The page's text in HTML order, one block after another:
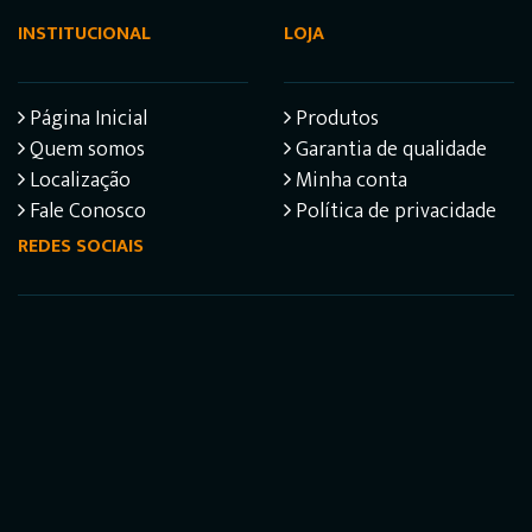
INSTITUCIONAL
Página Inicial
Quem somos
Localização
Fale Conosco
LOJA
Produtos
Garantia de qualidade
Minha conta
Política de privacidade
REDES SOCIAIS